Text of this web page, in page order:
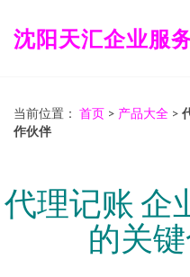
沈阳天汇企业服
当前位置： 首页 > 产品大全 >
作伙伴
代理记账 企
的关